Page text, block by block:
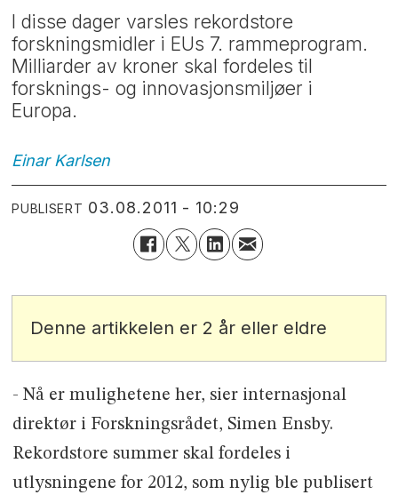
I disse dager varsles rekordstore
forskningsmidler i EUs 7. rammeprogram.
Milliarder av kroner skal fordeles til
forsknings- og innovasjonsmiljøer i
Europa.
Einar Karlsen
PUBLISERT 03.08.2011 - 10:29
Denne artikkelen er 2 år eller eldre
- Nå er mulighetene her, sier internasjonal
direktør i Forskningsrådet, Simen Ensby.
Rekordstore summer skal fordeles i
utlysningene for 2012, som nylig ble publisert